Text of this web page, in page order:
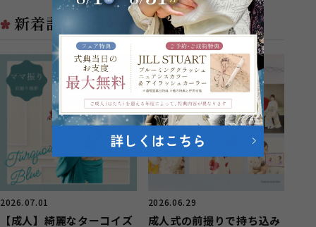
おり...
新着記事
2026.07.01
【成人】綺麗なターコイズ
2026.06.29
成人式の前撮りで持ち込み